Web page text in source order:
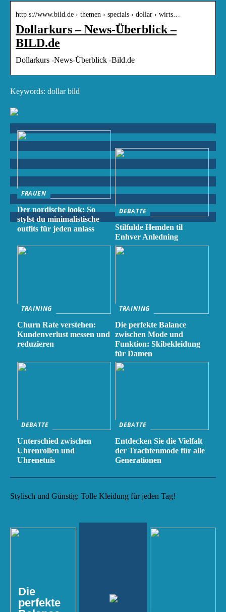
http s://www.bild.de › themen › specials › dollar › wirts…
Dollarkurs – News-Überblick –
BILD.de
Dollarkurs -News-Überblick -Bild.de
Keywords: dollar bild
FRAUEN
Der nordische look: So
stylst du minimalistische
outfits für jeden anlass
DEBATTE
Stilfulde Hemden til
Enhver Anledning
TRAINING
Churn Rate verstehen:
Kundenverlust messen und
reduzieren
TRAINING
Die perfekte Balance
zwischen Mode und
Funktion: Skibekleidung
für Damen
DEBATTE
Unterschied zwischen
Uhrenrollen und
Uhrenetuis
DEBATTE
Entdecken Sie die Vielfalt
der Trachtenmode für alle
Generationen
Stylisch und Günstig: Tolle Kleidung für jeden Tag!
Die
perfekte